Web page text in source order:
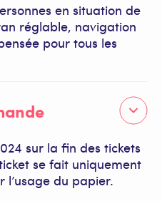
en situation de
réglable, navigation
pour tous les
sur la fin des tickets
se fait uniquement
du papier.